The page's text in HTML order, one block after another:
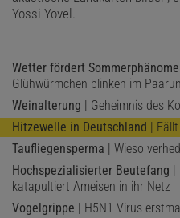
Yossi Yovel.
Wetter fördert
Glühwürmchen blinken im
Weinalterung | Geheimnis des
Hitzewelle in Deutschland |
Taufliegensperma | Wieso
Hochspezialisierter Beutefang |
katapultiert Ameisen in ihr Netz
Vogelgrippe | H5N1-Virus